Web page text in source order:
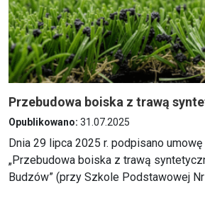
Przebudowa boiska z trawą
Opublikowano: 31.07.2025
Dnia 29 lipca 2025 r. podpisano umowę
„Przebudowa boiska z trawą
Budzów” (przy Szkole Podstawowej